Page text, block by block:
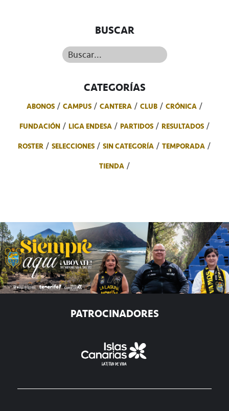
BUSCAR
Buscar...
CATEGORÍAS
ABONOS CAMPUS CANTERA CLUB
CRÓNICA
FUNDACIÓN
LIGA ENDESA PARTIDOS
RESULTADOS
ROSTER
SELECCIONES SIN CATEGORÍA
TEMPORADA
TIENDA
PATROCINADORES